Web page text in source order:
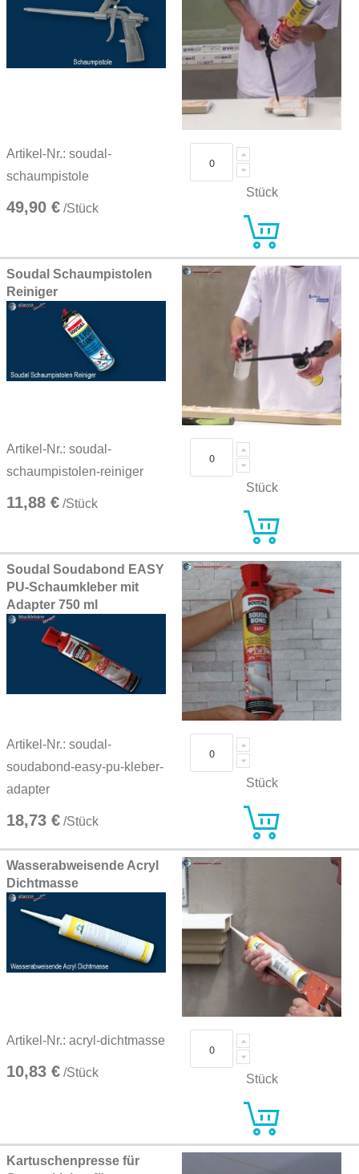
Artikel-Nr.: soudal-
schaumpistole
49,90 € /Stück
Stück
Soudal Schaumpistolen
Reiniger
Artikel-Nr.: soudal-
schaumpistolen-reiniger
11,88 € /Stück
Stück
Soudal Soudabond EASY
PU-Schaumkleber mit
Adapter 750 ml
Artikel-Nr.: soudal-
soudabond-easy-pu-kleber-
adapter
18,73 € /Stück
Stück
Wasserabweisende Acryl
Dichtmasse
Artikel-Nr.: acryl-dichtmasse
10,83 € /Stück Stück
Kartuschenpresse für